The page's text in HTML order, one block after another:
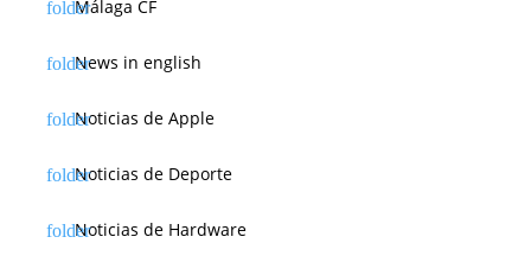
Málaga CF
News in english
Noticias de Apple
Noticias de Deporte
Noticias de Hardware